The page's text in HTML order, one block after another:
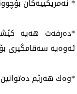
*ده‌رفه‌ت هه‌یه‌
ئه‌وه‌یه‌ سه‌قامگیری
*وه‌ك هه‌رێم ده‌توانین